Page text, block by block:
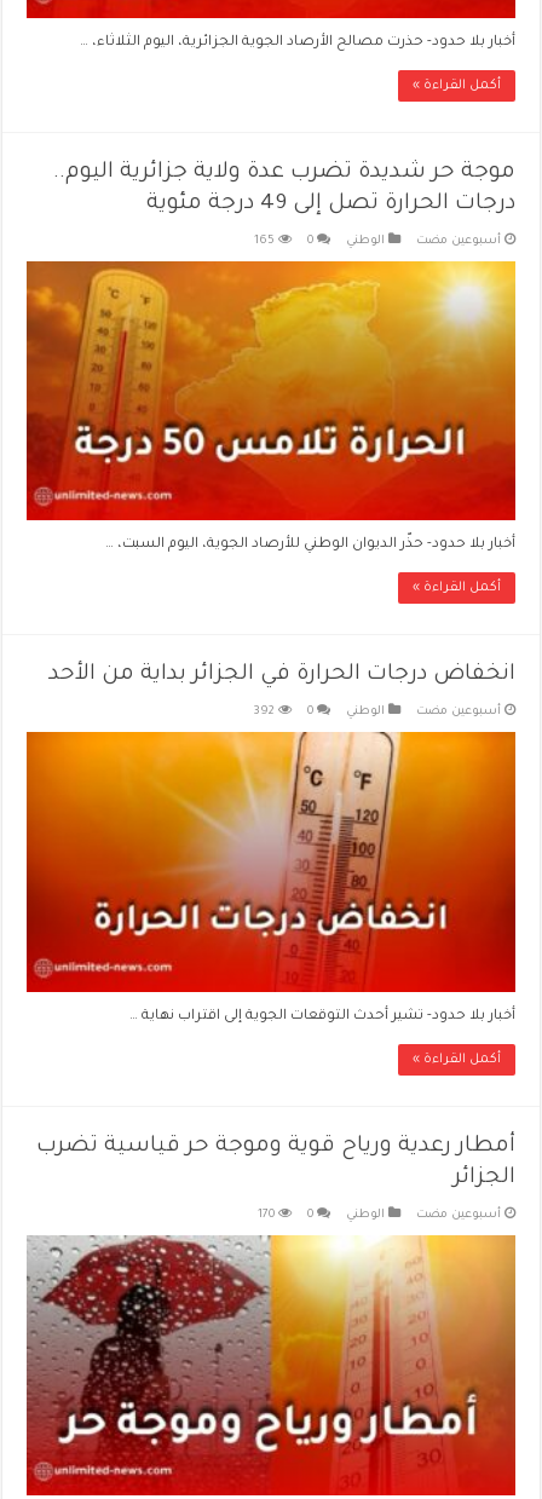
أخبار بلا حدود- حذرت مصالح الأرصاد الجوية الجزائرية، اليوم الثلاثاء، …
أكمل القراءة »
موجة حر شديدة تضرب عدة ولاية جزائرية اليوم..
درجات الحرارة تصل إلى 49 درجة مئوية
‏أسبوعين مضت الوطني 0
165
أخبار بلا حدود- حذّر الديوان الوطني للأرصاد الجوية، اليوم السبت، …
أكمل القراءة »
انخفاض درجات الحرارة في الجزائر بداية من الأحد
‏أسبوعين مضت الوطني 0
392
أخبار بلا حدود- تشير أحدث التوقعات الجوية إلى اقتراب نهاية …
أكمل القراءة »
أمطار رعدية ورياح قوية وموجة حر قياسية تضرب
الجزائر
‏أسبوعين مضت الوطني 0
170